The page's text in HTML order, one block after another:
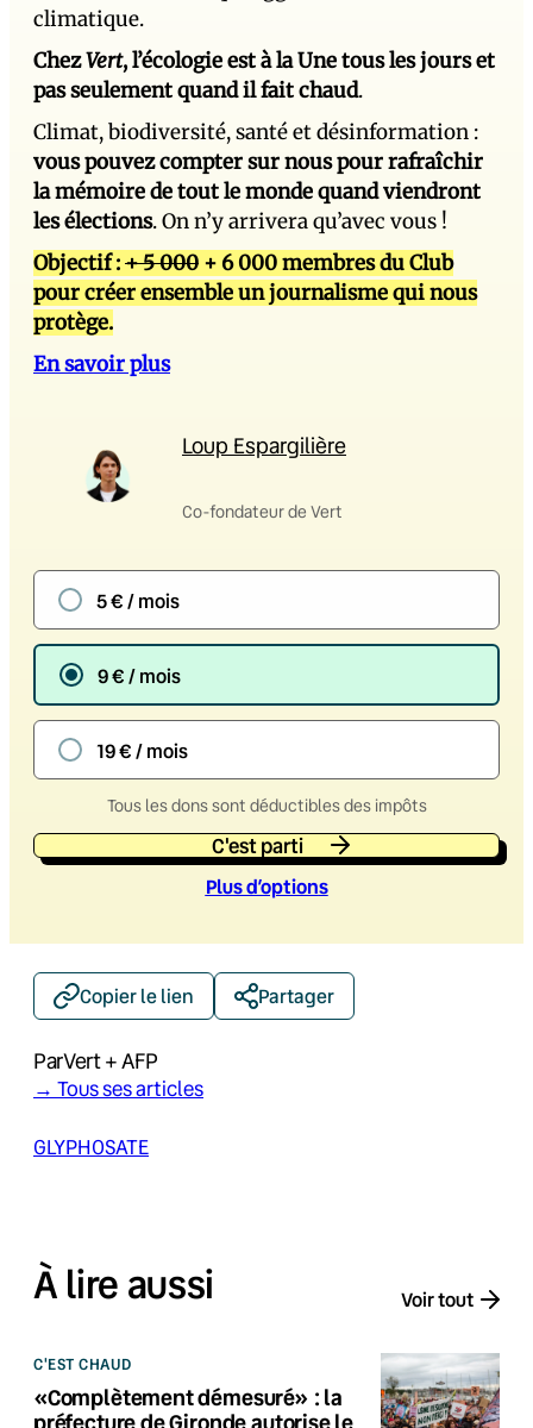
climatique.
ChezVert, l’écologie est à la Une tous les jours et
pas seulement quand il fait chaud.
Climat, biodiversité, santé et désinformation :
vous pouvez compter sur nous pour rafraîchir
la mémoire de tout le monde quand viendront
les élections. On n’y arrivera qu’avec vous !
Objectif :+ 5 000 + 6 000 membres du Club
pour créer ensemble un journalisme qui nous
protège.
En savoir plus
Loup Espargilière
Co-fondateur de Vert
5 € / mois
9 € / mois
19 € / mois
Tous les dons sont déductibles des impôts
C'est parti
Plus d’options
Copier le lien Partager
ParVert + AFP
→ Tous ses articles
GLYPHOSATE
À lire aussi Voir tout
C'EST CHAUD
«Complètement démesuré» : la
préfecture de Gironde autorise le